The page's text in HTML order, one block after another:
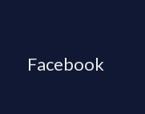
Facebook